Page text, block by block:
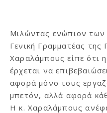
Μιλώντας ενώπιον
Γενική Γραμματέας
Χαραλάμπους είπε ότι
έρχεται να
αφορά μόνο τους
μπετόν, αλλά αφορά
Η κ. Χαραλάμπους